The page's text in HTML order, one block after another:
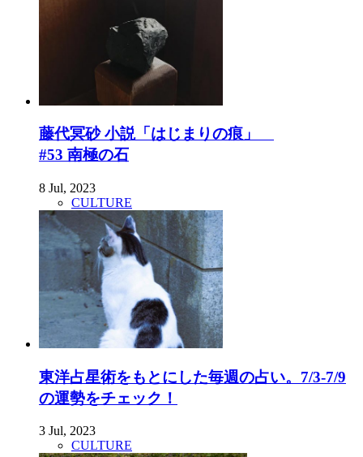
藤代冥砂 小説「はじまりの痕」
#53 南極の石
8 Jul, 2023
CULTURE
東洋占星術をもとにした毎週の占い。7/3-7/9
の運勢をチェック！
3 Jul, 2023
CULTURE